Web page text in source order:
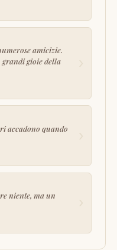
amicizie.
grandi gioie della
accadono quando
niente, ma un